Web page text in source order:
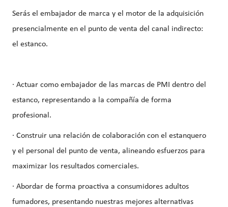
Serás el embajador de marca y el motor de la adquisición
presencialmente en el punto de venta del canal indirecto:
el estanco.
· Actuar como embajador de las marcas de PMI dentro del
estanco, representando a la compañía de forma
profesional.
· Construir una relación de colaboración con el estanquero
y el personal del punto de venta, alineando esfuerzos para
maximizar los resultados comerciales.
· Abordar de forma proactiva a consumidores adultos
fumadores, presentando nuestras mejores alternativas